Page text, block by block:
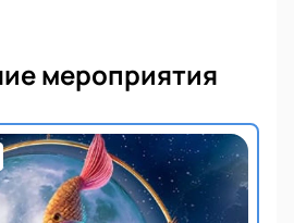
мероприятия